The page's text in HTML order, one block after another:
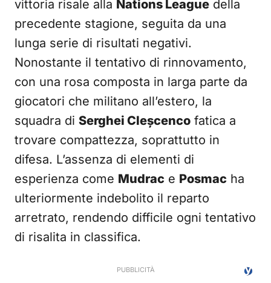
vittoria risale alla Nations League della
precedente stagione, seguita da una
lunga serie di risultati negativi.
Nonostante il tentativo di rinnovamento,
con una rosa composta in larga parte da
giocatori che militano all’estero, la
squadra di Serghei Cleșcenco fatica a
trovare compattezza, soprattutto in
difesa. L’assenza di elementi di
esperienza come Mudrac e Posmac ha
ulteriormente indebolito il reparto
arretrato, rendendo difficile ogni tentativo
di risalita in classifica.